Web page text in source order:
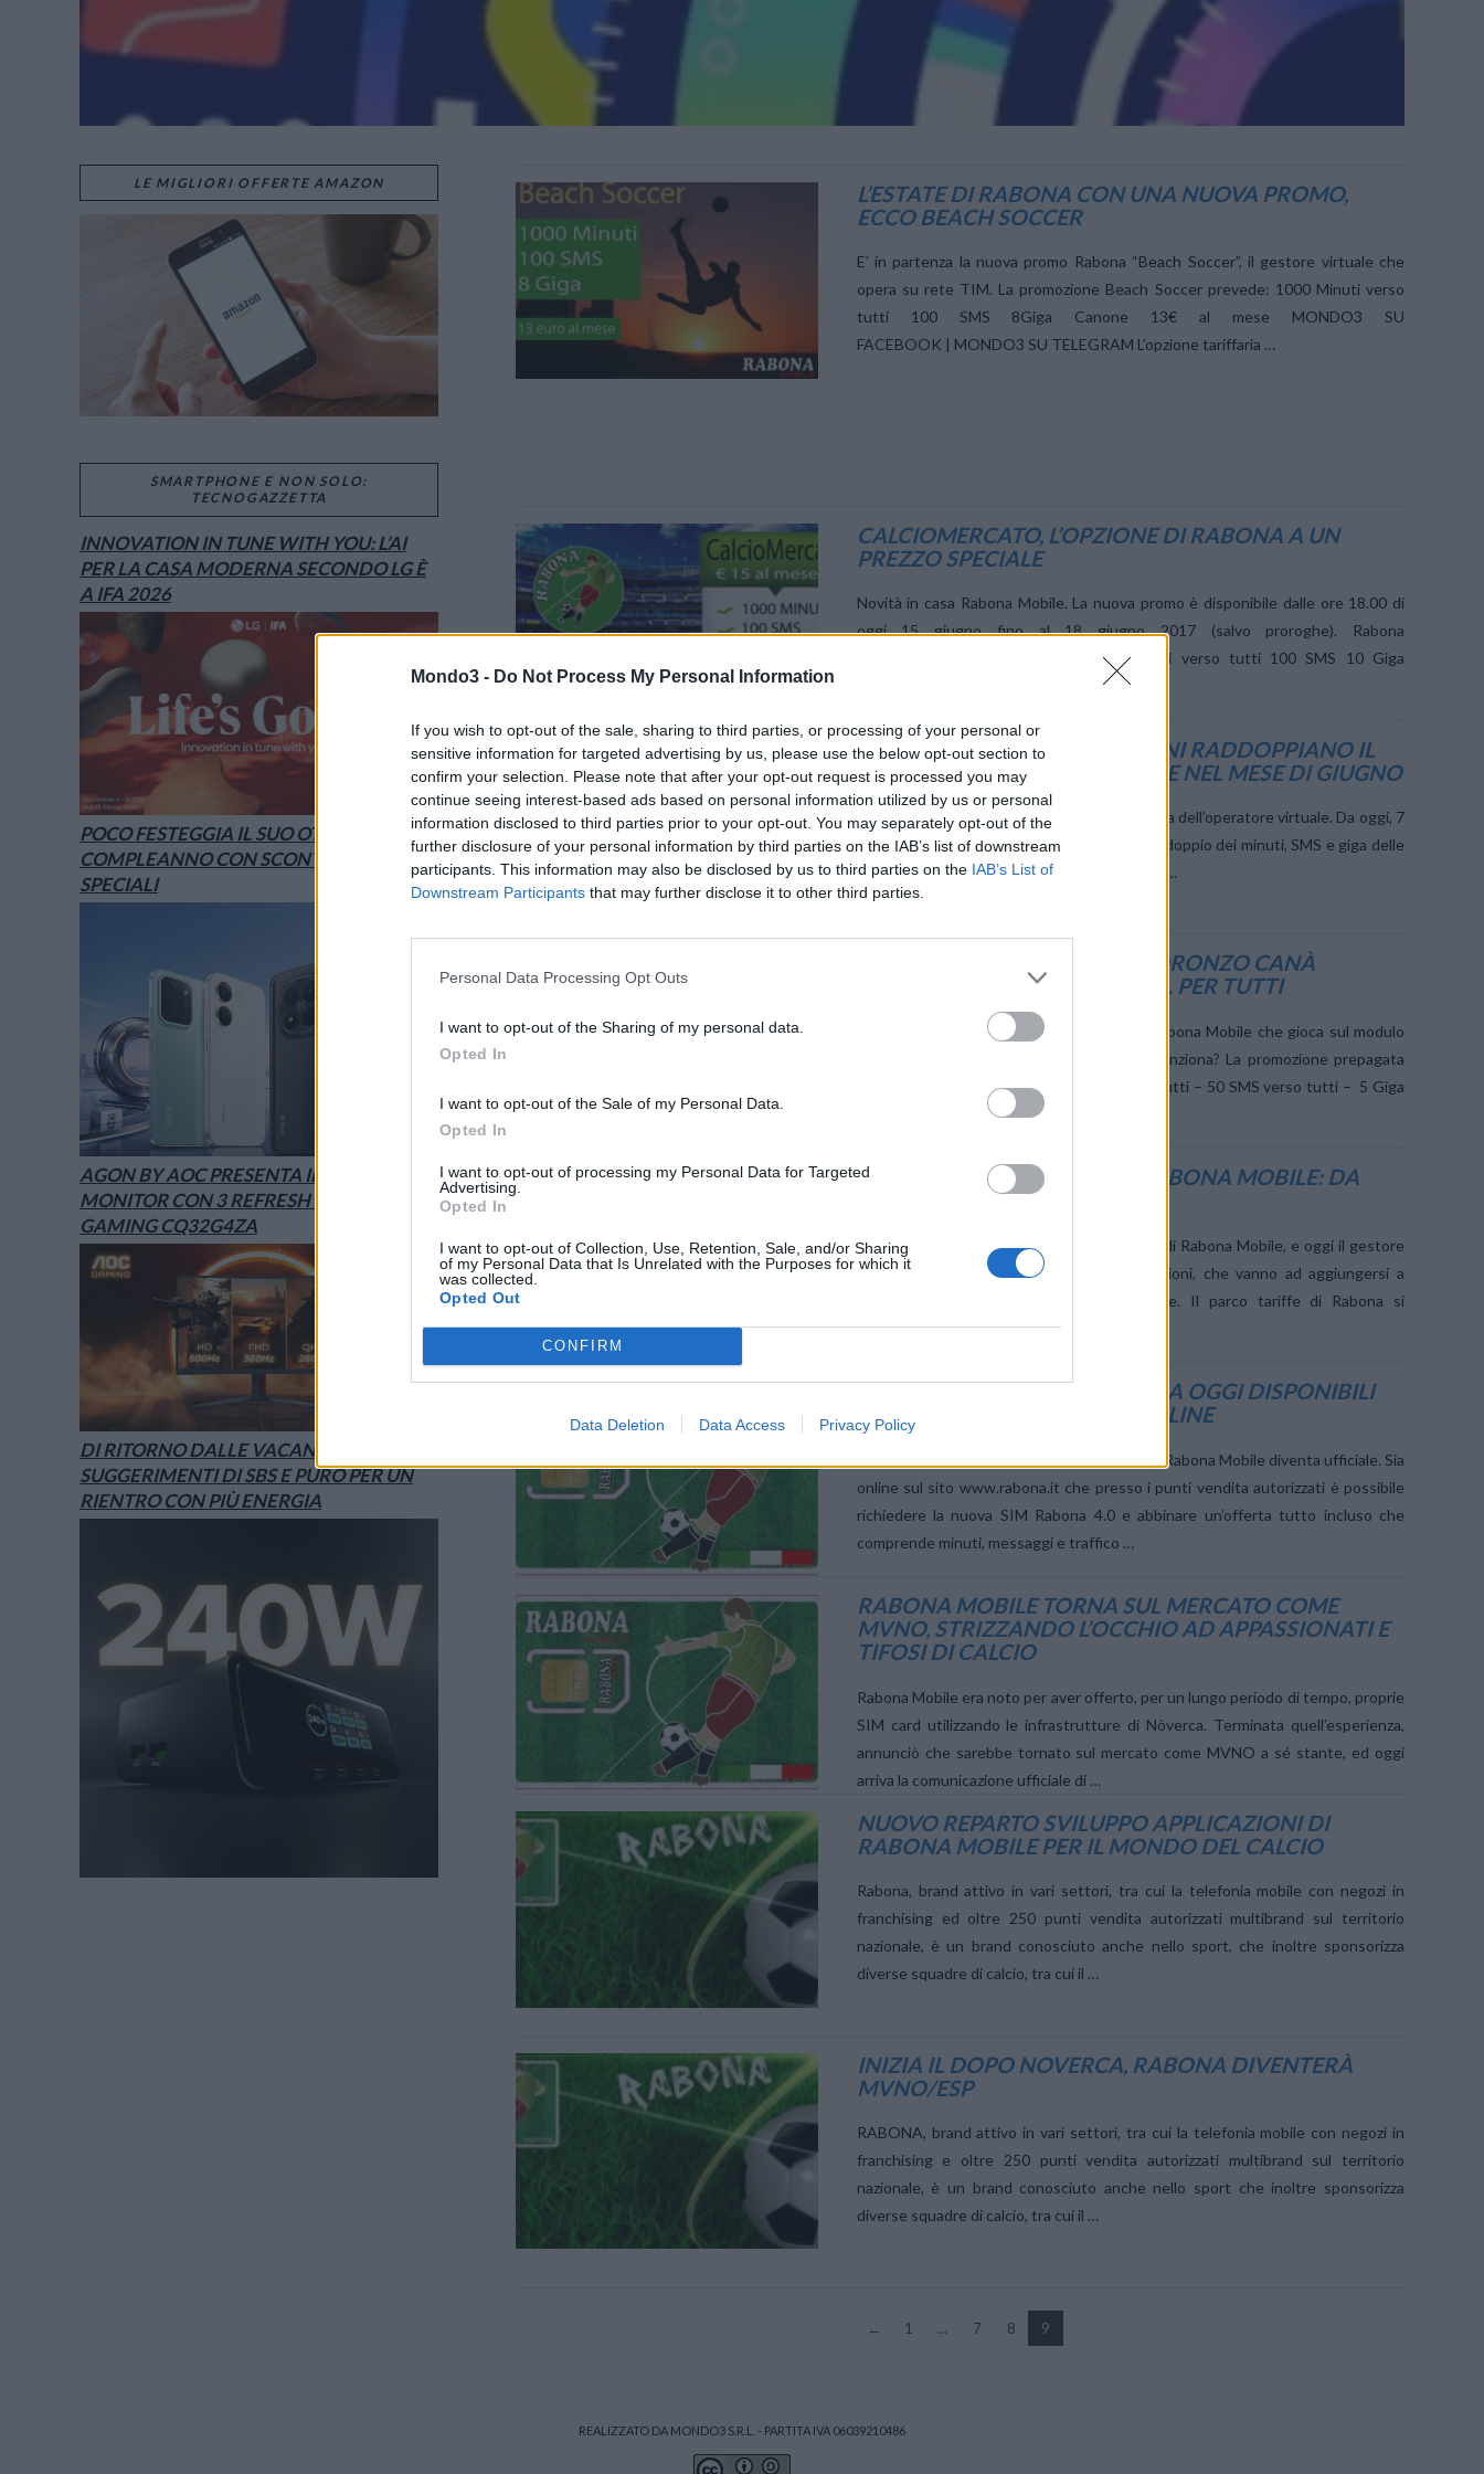
Mondo3 - Do Not Process My Personal Information
If you wish to opt-out of the sale, sharing to third parties, or processing of your personal or
sensitive information for targeted advertising by us, please use the below opt-out section to
confirm your selection. Please note that after your opt-out request is processed you may
continue seeing interest-based ads based on personal information utilized by us or personal
information disclosed to third parties prior to your opt-out. You may separately opt-out of the
further disclosure of your personal information by third parties on the IAB’s list of downstream
participants. This information may also be disclosed by us to third parties on the IAB’s List of
Downstream Participants that may further disclose it to other third parties.
Personal Data Processing Opt Outs
I want to opt-out of the Sharing of my personal data.
Opted In
I want to opt-out of the Sale of my Personal Data.
Opted In
I want to opt-out of processing my Personal Data for Targeted
Advertising.
Opted In
I want to opt-out of Collection, Use, Retention, Sale, and/or Sharing
of my Personal Data that Is Unrelated with the Purposes for which it
was collected.
Opted Out
CONFIRM
Data Deletion Data Access Privacy Policy
VIEW POST
L’ESTATE DI RABONA CON UNA NUOVA PROMO,
ECCO BEACH SOCCER
E’ in partenza la nuova promo Rabona “Beach Soccer”, il gestore virtuale che
opera su rete TIM. La promozione Beach Soccer prevede: 1000 Minuti verso
tutti 100 SMS 8Giga Canone 13€ al mese MONDO3 SU
FACEBOOK | MONDO3 SU TELEGRAM L’opzione tariffaria …
CALCIOMERCATO, L’OPZIONE DI RABONA A UN
PREZZO SPECIALE
Novità in casa Rabona Mobile. La nuova promo è disponibile dalle ore 18.00 di
oggi 15 giugno fino al 18 giugno 2017 (salvo proroghe). Rabona
“CALCIOMERCATO” prevede: 1000 Minuti verso tutti 100 SMS 10 Giga
Canone 15€ al mese L’opzione tariffaria …
RABONA RILANCIA: LE OPZIONI RADDOPPIANO IL
PROPRIO BUNDLE SE ATTIVATE NEL MESE DI GIUGNO
Non c’è solo la promozione Rabona 555 in casa dell’operatore virtuale. Da oggi, 7
giugno, e per tutto il mese arriva infatti il raddoppio dei minuti, SMS e giga delle
promo Play Off, Fair Play e Goleador che – se …
RABONA 555, IL MODULO DI ORONZO CANÀ
DIVENTA UNA PROMOZIONE… PER TUTTI
E’ ancora attivabile l’ultima promozione di Rabona Mobile che gioca sul modulo
5-5-5 tanto caro a… Oronzo Canà. Come funziona? La promozione prepagata
555 prevede ogni mese – 500 minuti verso tutti – 50 SMS verso tutti – 5 Giga
VIEW POST
SI ARRICCHISCE L’OFFERTA RABONA MOBILE: DA
OGGI AL VIA NUOVE OFFERTE
È ripartita da poco l’avventura come MVNO di Rabona Mobile, e oggi il gestore
annuncia l’avvio di nuove offerte e promozioni, che vanno ad aggiungersi a
quelle già presenti nell’offerta commerciale. Il parco tariffe di Rabona si
arricchisce dunque di …
VIEW POST
(RI)PARTE RABONA MOBILE: DA OGGI DISPONIBILI
PIANI ED OPZIONI, ANCHE ONLINE
Oggi, 08/05/2017 l’ingresso nel mercato per Rabona Mobile diventa ufficiale. Sia
online sul sito www.rabona.it che presso i punti vendita autorizzati è possibile
richiedere la nuova SIM Rabona 4.0 e abbinare un’offerta tutto incluso che
comprende minuti, messaggi e traffico …
VIEW POST
RABONA MOBILE TORNA SUL MERCATO COME
MVNO, STRIZZANDO L’OCCHIO AD APPASSIONATI E
TIFOSI DI CALCIO
Rabona Mobile era noto per aver offerto, per un lungo periodo di tempo, proprie
SIM card utilizzando le infrastrutture di Nòverca. Terminata quell’esperienza,
annunciò che sarebbe tornato sul mercato come MVNO a sé stante, ed oggi
arriva la comunicazione ufficiale di …
NUOVO REPARTO SVILUPPO APPLICAZIONI DI
RABONA MOBILE PER IL MONDO DEL CALCIO
Rabona, brand attivo in vari settori, tra cui la telefonia mobile con negozi in
franchising ed oltre 250 punti vendita autorizzati multibrand sul territorio
nazionale, è un brand conosciuto anche nello sport, che inoltre sponsorizza
diverse squadre di calcio, tra cui il …
INIZIA IL DOPO NOVERCA, RABONA DIVENTERÀ
MVNO/ESP
RABONA, brand attivo in vari settori, tra cui la telefonia mobile con negozi in
franchising e oltre 250 punti vendita autorizzati multibrand sul territorio
nazionale, è un brand conosciuto anche nello sport che inoltre sponsorizza
diverse squadre di calcio, tra cui il …
← 1 ... 7 8 9
LE MIGLIORI OFFERTE AMAZON
SMARTPHONE E NON SOLO:
TECNOGAZZETTA
INNOVATION IN TUNE WITH YOU: L’AI
PER LA CASA MODERNA SECONDO LG È
A IFA 2026
POCO FESTEGGIA IL SUO OTTAVO
COMPLEANNO CON SCONTI E OFFERTE
SPECIALI
AGON BY AOC PRESENTA IL NUOVO
MONITOR CON 3 REFRESH RATE: ECCO IL
GAMING CQ32G4ZA
DI RITORNO DALLE VACANZE? I
SUGGERIMENTI DI SBS E PURO PER UN
RIENTRO CON PIÙ ENERGIA
REALIZZATO DA MONDO3 S.R.L. - PARTITA IVA 06039210486